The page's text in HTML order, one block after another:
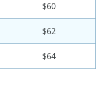
$60
$62
$64